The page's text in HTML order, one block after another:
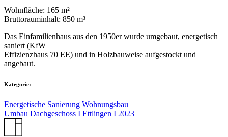
Wohnfläche: 165 m²
Bruttorauminhalt: 850 m³
Das Einfamilienhaus aus den 1950er wurde umgebaut, energetisch
saniert (KfW
Effizienzhaus 70 EE) und in Holzbauweise aufgestockt und
angebaut.
Kategorie:
Energetische Sanierung Wohnungsbau
Umbau Dachgeschoss I Ettlingen I 2023